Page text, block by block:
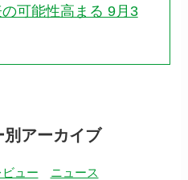
可能性高まる 9月3
別アーカイブ
ビュー ニュース